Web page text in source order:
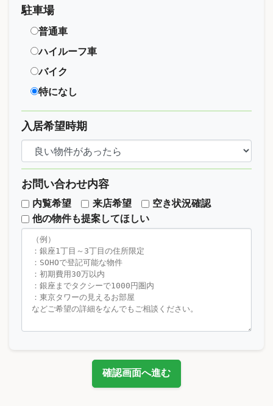
駐車場
普通車
ハイルーフ車
バイク
特になし
入居希望時期
お問い合わせ内容
内覧希望 来店希望
空き状況確認
他の物件も提案してほしい
確認画面へ進む